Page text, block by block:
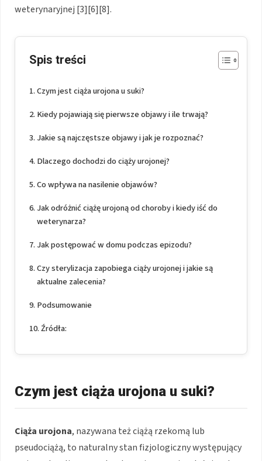
weterynaryjnej [3][6][8].
Spis treści
Czym jest ciąża urojona u suki?
Kiedy pojawiają się pierwsze objawy i ile trwają?
Jakie są najczęstsze objawy i jak je rozpoznać?
Dlaczego dochodzi do ciąży urojonej?
Co wpływa na nasilenie objawów?
Jak odróżnić ciążę urojoną od choroby i kiedy iść do
weterynarza?
Jak postępować w domu podczas epizodu?
Czy sterylizacja zapobiega ciąży urojonej i jakie są
aktualne zalecenia?
Podsumowanie
Źródła:
Czym jest ciąża urojona u suki?
Ciąża urojona, nazywana też ciążą rzekomą lub
pseudociążą, to naturalny stan fizjologiczny występujący